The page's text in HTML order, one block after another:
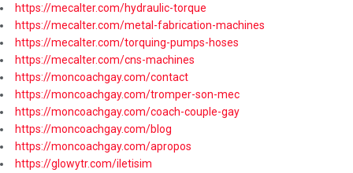
https://mecalter.com/hydraulic-torque
https://mecalter.com/metal-fabrication-machines
https://mecalter.com/torquing-pumps-hoses
https://mecalter.com/cns-machines
https://moncoachgay.com/contact
https://moncoachgay.com/tromper-son-mec
https://moncoachgay.com/coach-couple-gay
https://moncoachgay.com/blog
https://moncoachgay.com/apropos
https://glowytr.com/iletisim